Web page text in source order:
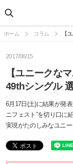
ホーム コラム 【
2017/06/15
【ユニークな
49thシングル
6月17日(土)に結果が発
ニフェスト”を切り口に
実現がたのしみなユニ